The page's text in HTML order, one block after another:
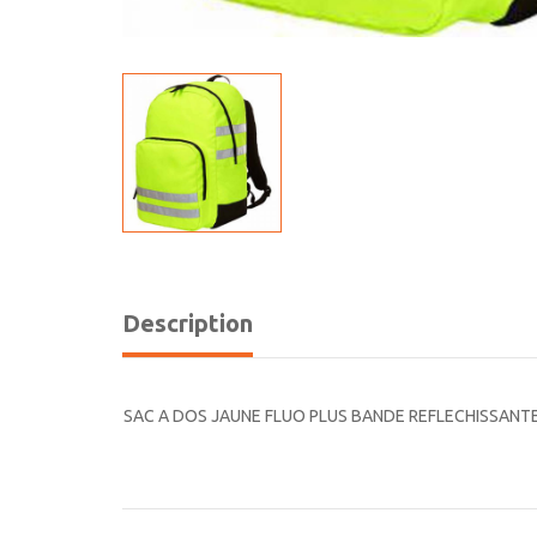
Description
SAC A DOS JAUNE FLUO PLUS BANDE